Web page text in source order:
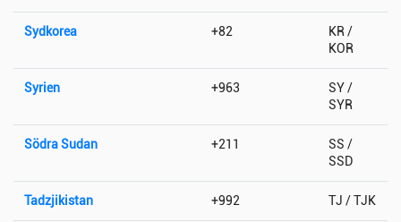
Sydkorea +82
KR /
KOR
Syrien +963
SY /
SYR
Södra Sudan +211
SS /
SSD
Tadzjikistan +992 TJ / TJK